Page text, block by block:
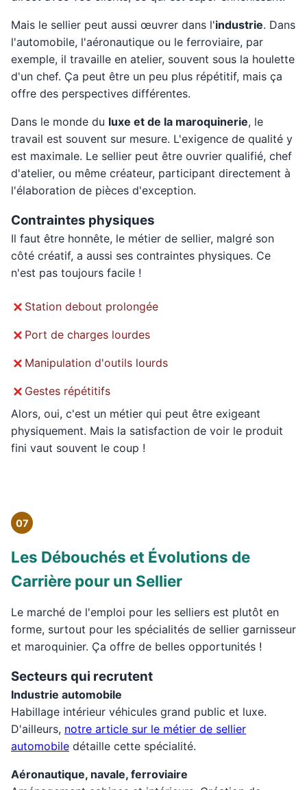
Mais le sellier peut aussi œuvrer dans l'industrie. Dans
l'automobile, l'aéronautique ou le ferroviaire, par
exemple, il travaille en atelier, souvent sous la houlette
d'un chef. Ça peut être un peu plus répétitif, mais ça
offre des perspectives différentes.
Dans le monde du luxe et de la maroquinerie, le
travail est souvent sur mesure. L'exigence de qualité y
est maximale. Le sellier peut être ouvrier qualifié, chef
d'atelier, ou même créateur, participant directement à
l'élaboration de pièces d'exception.
Contraintes physiques
Il faut être honnête, le métier de sellier, malgré son
côté créatif, a aussi ses contraintes physiques. Ce
n'est pas toujours facile !
Station debout prolongée
Port de charges lourdes
Manipulation d'outils lourds
Gestes répétitifs
Alors, oui, c'est un métier qui peut être exigeant
physiquement. Mais la satisfaction de voir le produit
fini vaut souvent le coup !
07
Les Débouchés et Évolutions de
Carrière pour un Sellier
Le marché de l'emploi pour les selliers est plutôt en
forme, surtout pour les spécialités de sellier garnisseur
et maroquinier. Ça offre de belles opportunités !
Secteurs qui recrutent
Industrie automobile
Habillage intérieur véhicules grand public et luxe.
D'ailleurs, notre article sur le métier de sellier
automobile détaille cette spécialité.
Aéronautique, navale, ferroviaire